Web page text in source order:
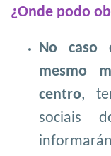
¿Onde podo
No caso
mesmo
centro,
sociais